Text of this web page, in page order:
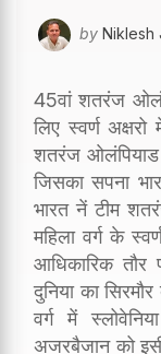
by Niklesh
45वां शतरंज
लिए स्वर्ण
शतरंज ओलंपियाड
जिसका सपना
भारत नें टीम
महिला वर्ग के
आधिकारिक
दुनिया का
वर्ग में
अजरबैजान को